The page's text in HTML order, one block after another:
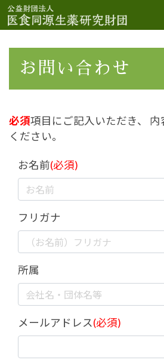
お問い合わせ
必須項目にご記入いただき、
ください。
お名前(必須)
フリガナ
所属
メールアドレス(必須)